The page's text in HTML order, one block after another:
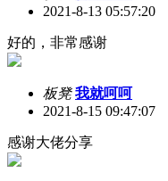
2021-8-13 05:57:20
好的，非常感谢
板凳 我就呵呵
2021-8-15 09:47:07
感谢大佬分享